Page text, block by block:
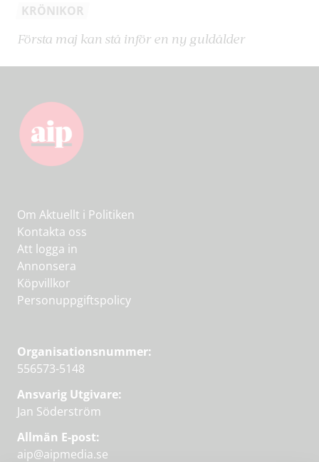
KRÖNIKOR
Första maj kan stå inför en ny guldålder
Om Aktuellt i Politiken
Kontakta oss
Att logga in
Annonsera
Köpvillkor
Personuppgiftspolicy
Organisationsnummer:
556573-5148
Ansvarig Utgivare:
Jan Söderström
Allmän E-post:
aip@aipmedia.se